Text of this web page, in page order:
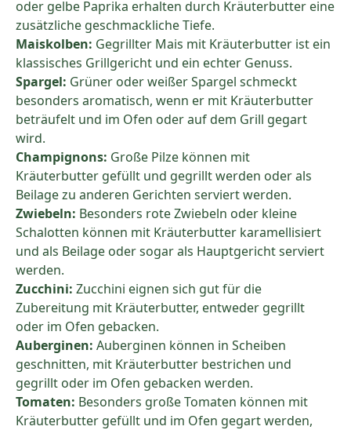
oder gelbe Paprika erhalten durch Kräuterbutter eine
zusätzliche geschmackliche Tiefe.
Maiskolben: Gegrillter Mais mit Kräuterbutter ist ein
klassisches Grillgericht und ein echter Genuss.
Spargel: Grüner oder weißer Spargel schmeckt
besonders aromatisch, wenn er mit Kräuterbutter
beträufelt und im Ofen oder auf dem Grill gegart
wird.
Champignons: Große Pilze können mit
Kräuterbutter gefüllt und gegrillt werden oder als
Beilage zu anderen Gerichten serviert werden.
Zwiebeln: Besonders rote Zwiebeln oder kleine
Schalotten können mit Kräuterbutter karamellisiert
und als Beilage oder sogar als Hauptgericht serviert
werden.
Zucchini: Zucchini eignen sich gut für die
Zubereitung mit Kräuterbutter, entweder gegrillt
oder im Ofen gebacken.
Auberginen: Auberginen können in Scheiben
geschnitten, mit Kräuterbutter bestrichen und
gegrillt oder im Ofen gebacken werden.
Tomaten: Besonders große Tomaten können mit
Kräuterbutter gefüllt und im Ofen gegart werden,